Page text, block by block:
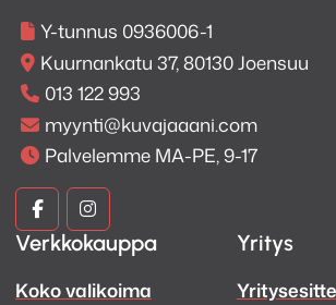
Y-tunnus 0936006-1
Kuurnankatu 37, 80130 Joensuu
013 122 993
myynti@kuvajaaani.com
Palvelemme MA-PE, 9-17
Kuva
ja
Ääni
Kuva
ja
Ääni
Verkkokauppa
Koko valikoima
Yritys